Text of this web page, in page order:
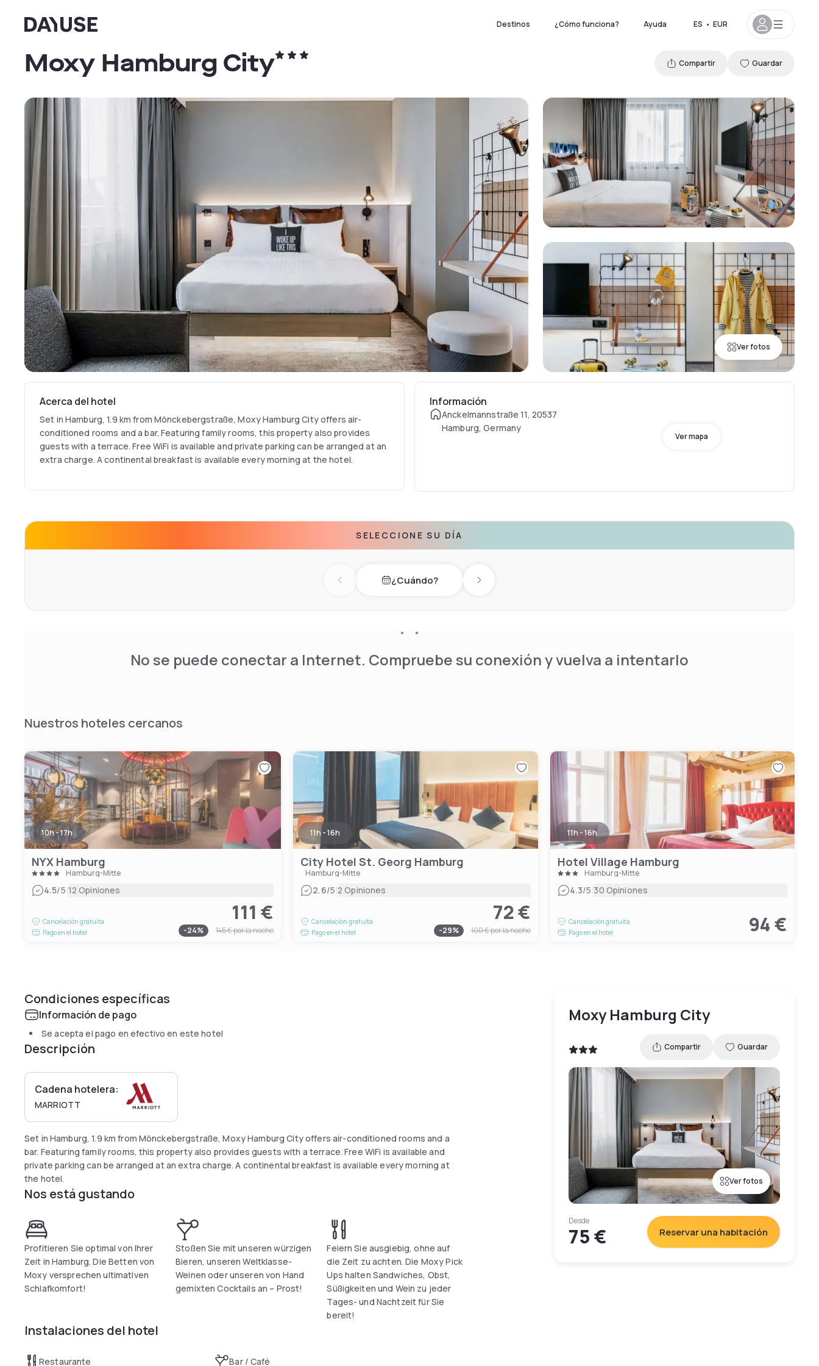
Dayuse Destinos ¿Cómo funciona? Ayuda ES • EUR
Ver fotos
Moxy Hamburg City Compartir Guardar
Acerca del hotel
Set in Hamburg, 1.9 km from Mönckebergstraße, Moxy Hamburg City offers air-
conditioned rooms and a bar. Featuring family rooms, this property also provides
guests with a terrace. Free WiFi is available and private parking can be arranged at an
extra charge. A continental breakfast is available every morning at the hotel.
Información
Anckelmannstraße 11, 20537
Hamburg, Germany
Ver mapa
SELECCIONE SU DÍA
Previous day¿Cuándo? Next day
No se puede conectar a Internet. Compruebe su conexión y vuelva a intentarlo
Nuestros hoteles cercanos
10h - 17h
NYX Hamburg
Hamburg-Mitte
4.5/5|12 Opiniones
Cancelación gratuita
Pago en el hotel
111 €
-24% 145 €por la noche
11h - 16h
City Hotel St. Georg Hamburg
Hamburg-Mitte
2.6/5|2 Opiniones
Cancelación gratuita
Pago en el hotel
72 €
-29% 100 €por la noche
11h - 16h
Hotel Village Hamburg
Hamburg-Mitte
4.3/5|30 Opiniones
Cancelación gratuita
Pago en el hotel
94 €
Condiciones específicas
Información de pago
Se acepta el pago en efectivo en este hotel
Descripción
Cadena hotelera:
MARRIOTT
Set in Hamburg, 1.9 km from Mönckebergstraße, Moxy Hamburg City offers air-conditioned rooms and a
bar. Featuring family rooms, this property also provides guests with a terrace. Free WiFi is available and
private parking can be arranged at an extra charge. A continental breakfast is available every morning at
the hotel.
Nos está gustando
Profitieren Sie optimal von Ihrer
Zeit in Hamburg. Die Betten von
Moxy versprechen ultimativen
Schlafkomfort!
Stoßen Sie mit unseren würzigen
Bieren, unseren Weltklasse-
Weinen oder unseren von Hand
gemixten Cocktails an – Prost!
Feiern Sie ausgiebig, ohne auf
die Zeit zu achten. Die Moxy Pick
Ups halten Sandwiches, Obst,
Süßigkeiten und Wein zu jeder
Tages- und Nachtzeit für Sie
bereit!
Instalaciones del hotel
Restaurante Bar / Café
Moxy Hamburg City
Compartir Guardar
Ver fotos
Desde
75 € Reservar una habitación